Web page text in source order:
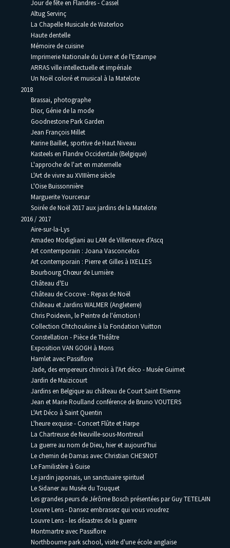
Jour de fête en Flandres - Cassel
Altug Servinç
La Chapelle Musicale de Waterloo
Haute dentelle
Mémoire de cuisine
Imprimerie Nationale du Livre et de l'Estampe
ARRAS ville intellectuelle et impériale
Un Noël coloré et musical à la Matelote
2018
Brassai, photographe
Dior, Génie de la mode
Goodnestone Park Garden
Jean François Millet
Karine Baillet, sportive de Haut Niveau
Kasteels en Flandre Occidentale (Belgique)
L'approche de l'art en maternelle
L'Art de vivre au XVIIIème siècle
L'Oise Buissonnière
Marguerite Yourcenar
Soirée de Noël 2017 aux jardins de la Matelote
2016 / 2017
Aire-sur-la-Lys
Amadeo Modigliani au LAM de Villeneuve d'Ascq
Art contemporain : Joana Vasconcelos
Art contemporain : Pierre et Gilles à IXELLES
Bourbourg Chœur de Lumière
Château d'Eu
Château de Cocove - Repas de Noël
Château et Jardins WALMER (Angleterre)
Chris Poidevin, le Peintre de l'émotion !
Collection Chtchoukine à la Fondation Vuitton
Constellation - Pièce de Théâtre
Exposition VAN GOGH à Mons
Hamlet avec Passiflore
Jade, des empereurs chinois à l'Art déco - Musée Guimet
Jardin de Maizicourt
Jardins en Belgique au château de Court Saint Etienne
Jean et Marie Roulland conférence de Bruno VOUTERS
L'Art Déco à Saint Quentin
L'heure exquise - Concert Flûte et Harpe
La Chartreuse de Neuville-sous-Montreuil
La guerre au nom de Dieu, hier et aujourd'hui
Le chemin de Damas avec Christian CHESNOT
Le Familistère à Guise
Le jardin japonais, un sanctuaire spirituel
Le Sidaner au Musée du Touquet
Les grandes peurs de Jérôme Bosch présentées par Guy TETELAIN
Louvre Lens - Dansez embrassez qui vous voudrez
Louvre Lens - les désastres de la guerre
Montmartre avec Passiflore
Northbourne park school, visite d'une école anglaise